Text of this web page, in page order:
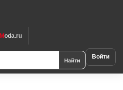
Moda.ru
Найти Войти